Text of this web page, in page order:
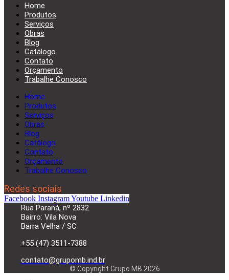
Home
Produtos
Serviços
Obras
Blog
Catálogo
Contato
Orçamento
Trabalhe Conosco
Home
Produtos
Serviços
Obras
Blog
Catálogo
Contato
Orçamento
Trabalhe Conosco
Redes sociais
Facebook InstagramYoutube Linkedin
Rua Paraná, nº 2832
Bairro: Vila Nova
Barra Velha / SC
+55 (47) 3511-7388
contato@grupomb.ind.br
© Copyright Grupo MB 2026